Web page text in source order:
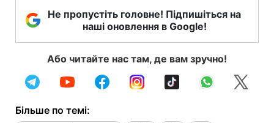
Не пропустіть головне! Підпишіться на
наші оновлення в Google!
Або читайте нас там, де вам зручно!
Більше по темі: